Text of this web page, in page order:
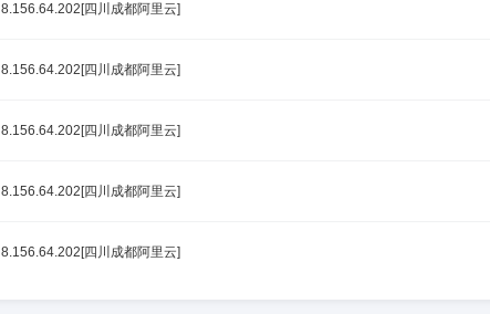
8.156.64.202[四川成都阿里云]
8.156.64.202[四川成都阿里云]
8.156.64.202[四川成都阿里云]
8.156.64.202[四川成都阿里云]
8.156.64.202[四川成都阿里云]